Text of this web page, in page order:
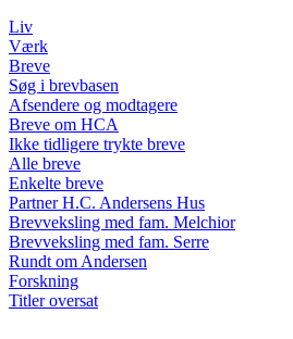
Liv
Værk
Breve
Søg i brevbasen
Afsendere og modtagere
Breve om HCA
Ikke tidligere trykte breve
Alle breve
Enkelte breve
Partner H.C. Andersens Hus
Brevveksling med fam. Melchior
Brevveksling med fam. Serre
Rundt om Andersen
Forskning
Titler oversat